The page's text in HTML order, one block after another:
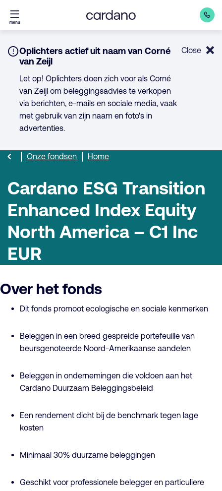
Direct
naar
menu
Notice:
Oplichters actief uit naam van Corné
van Zeijl
Let op! Oplichters doen zich voor als Corné
van Zeijl om beleggingsadvies te verkopen
via berichten, e-mails en sociale media, vaak
met gebruik van zijn naam en foto's in
advertenties.
Close
Home
Onze fondsen
Cardano ESG Transition
Enhanced Index Equity
North America – C1 Inc
EUR
Over het fonds
Dit fonds promoot ecologische en sociale kenmerken
Beleggen in een breed gespreide portefeuille van
beursgenoteerde Noord-Amerikaanse aandelen
Beleggen in ondernemingen die voldoen aan het
Cardano Duurzaam Beleggingsbeleid
Een rendement dicht bij de benchmark tegen lage
kosten
Minimaal 30% duurzame beleggingen
Geschikt voor professionele belegger en particuliere